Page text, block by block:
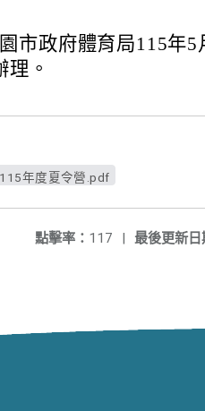
市政府體育局115年
理。
年度夏令營.pdf
最後更新日
點擊率： 117 |